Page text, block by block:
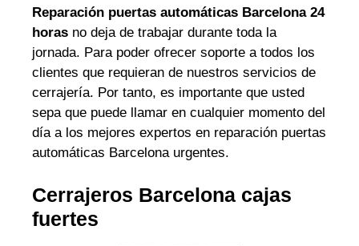
Reparación puertas automáticas Barcelona 24
horas no deja de trabajar durante toda la
jornada. Para poder ofrecer soporte a todos los
clientes que requieran de nuestros servicios de
cerrajería. Por tanto, es importante que usted
sepa que puede llamar en cualquier momento del
día a los mejores expertos en reparación puertas
automáticas Barcelona urgentes.
Cerrajeros Barcelona cajas
fuertes